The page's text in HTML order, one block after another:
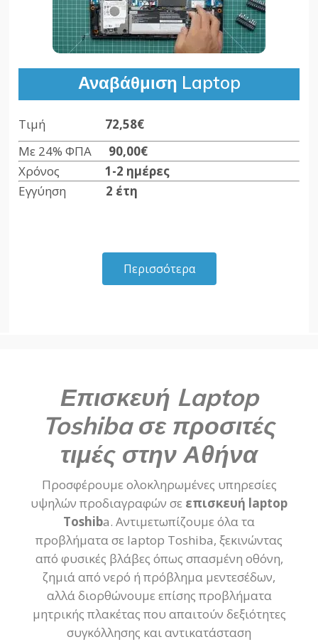
Αναβάθμιση Laptop
Τιμή 72,58€
Με 24% ΦΠΑ 90,00€
Χρόνος1-2 ημέρες
Εγγύηση 2 έτη
Περισσότερα
Επισκευή Laptop
Toshiba σε προσιτές
τιμές στην Αθήνα
Προσφέρουμε ολοκληρωμένες υπηρεσίες
υψηλών προδιαγραφών σε επισκευή laptop
Toshiba. Αντιμετωπίζουμε όλα τα
προβλήματα σε laptop Toshiba, ξεκινώντας
από φυσικές βλάβες όπως σπασμένη οθόνη,
ζημιά από νερό ή πρόβλημα μεντεσέδων,
αλλά διορθώνουμε επίσης προβλήματα
μητρικής πλακέτας που απαιτούν δεξιότητες
συγκόλλησης και αντικατάσταση